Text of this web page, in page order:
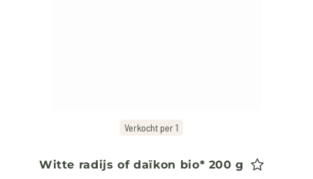
Verkocht per 1
Witte radijs of daïkon bio* 200 g